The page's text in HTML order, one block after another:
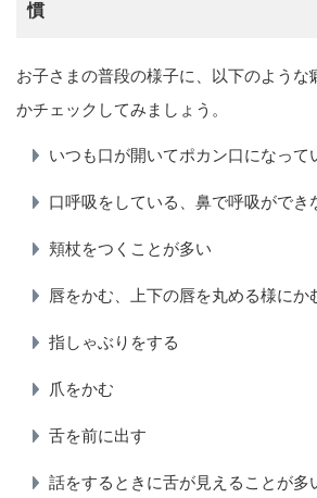
慣
お子さまの普段の様子に、以下のような
かチェックしてみましょう。
いつも口が開いてポカン口になって
口呼吸をしている、鼻で呼吸ができ
頬杖をつくことが多い
唇をかむ、上下の唇を丸める様にか
指しゃぶりをする
爪をかむ
舌を前に出す
話をするときに舌が見えることが多